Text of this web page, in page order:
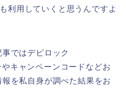
利用していくと思うんですよ
ではデビロック
キャンペーンコードなどお
を私自身が調べた結果をお